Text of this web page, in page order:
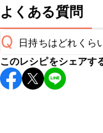
よくある質問
Q 日持ちはどれくら
保存期間は冷蔵で
し上がりください。
このレシピをシェアす